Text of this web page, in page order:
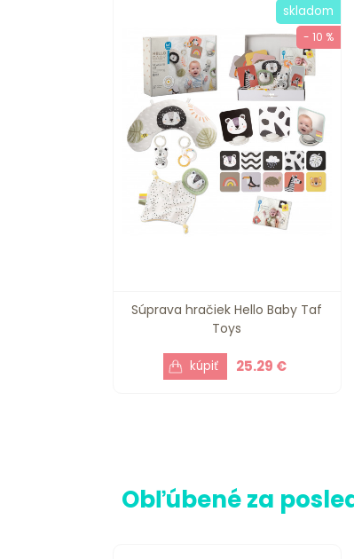
Súprava hračiek Hello Baby Taf
Toys
25.29 €
skladom
- 10 %
Obľúbené za